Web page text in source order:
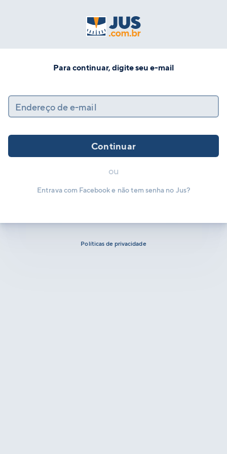
Para continuar, digite seu e-mail
Endereço de e-mail
Continuar
ou
Entrava com Facebook e não tem senha no Jus?
Políticas de privacidade